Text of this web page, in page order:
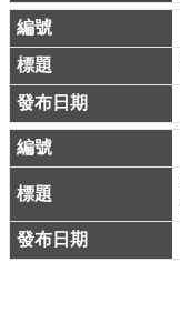
公
司
及
商
業
登
服